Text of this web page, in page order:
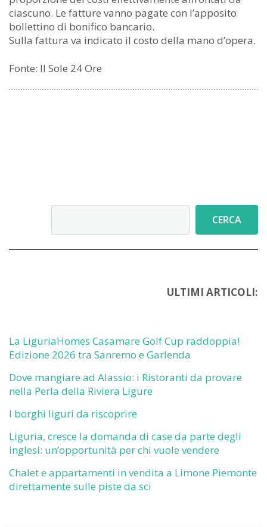
ciascuno. Le fatture vanno pagate con l’apposito
bollettino di bonifico bancario.
Sulla fattura va indicato il costo della mano d’opera.
Fonte: Il Sole 24 Ore
CERCA
ULTIMI ARTICOLI:
La LiguriaHomes Casamare Golf Cup raddoppia!
Edizione 2026 tra Sanremo e Garlenda
Dove mangiare ad Alassio: i Ristoranti da provare
nella Perla della Riviera Ligure
I borghi liguri da riscoprire
Liguria, cresce la domanda di case da parte degli
inglesi: un’opportunità per chi vuole vendere
Chalet e appartamenti in vendita a Limone Piemonte
direttamente sulle piste da sci